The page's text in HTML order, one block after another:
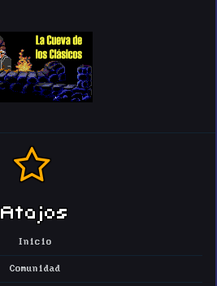
Atajos
Inicio
Comunidad